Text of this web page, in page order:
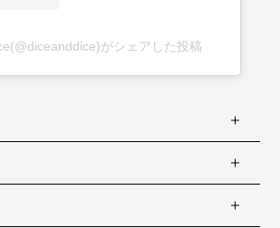
がシェアした投稿